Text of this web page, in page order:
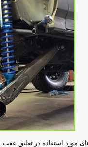
مورد استفاده در تعلیق